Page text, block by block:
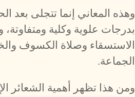
وهذه المعاني إنما تتجلى بعد
بدرجات علوية وكلية
الاستسقاء وصلاة الكسوف
الجماعة.
ومن هذا تظهر أهمية الشعائر